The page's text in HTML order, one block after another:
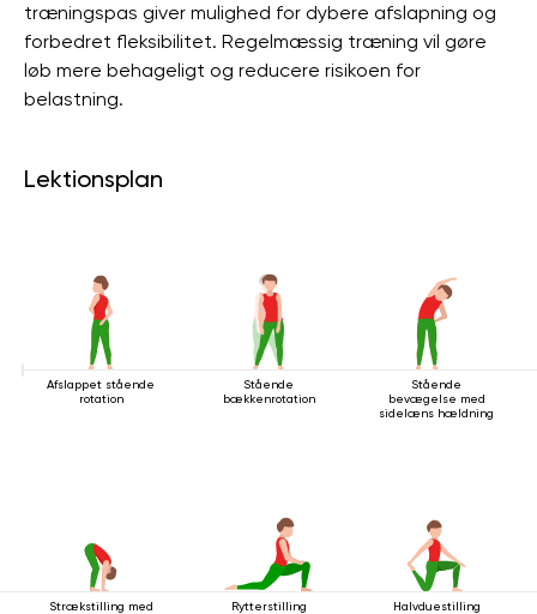
træningspas giver mulighed for dybere afslapning og
forbedret fleksibilitet. Regelmæssig træning vil gøre
løb mere behageligt og reducere risikoen for
belastning.
Lektionsplan
Afslappet stående
rotation
Stående
bækkenrotation
Stående
bevægelse med
sidelæns hældning
Strækstilling med
Rytterstilling Halvduestilling